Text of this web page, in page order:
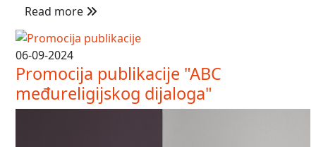
Read more
06-09-2024
Promocija publikacije "ABC
međureligijskog dijaloga"